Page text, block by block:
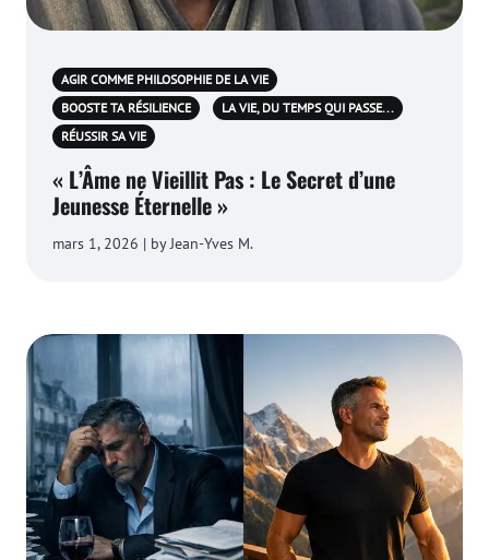
AGIR COMME PHILOSOPHIE DE LA VIE
BOOSTE TA RÉSILIENCE
LA VIE, DU TEMPS QUI PASSE...
RÉUSSIR SA VIE
« L’Âme ne Vieillit Pas : Le Secret d’une
Jeunesse Éternelle »
mars 1, 2026 | by Jean-Yves M.